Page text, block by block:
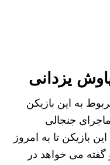
یزدانی
به این بازیکن
جنجالی
بازیکن تا به امروز
می خواهد در